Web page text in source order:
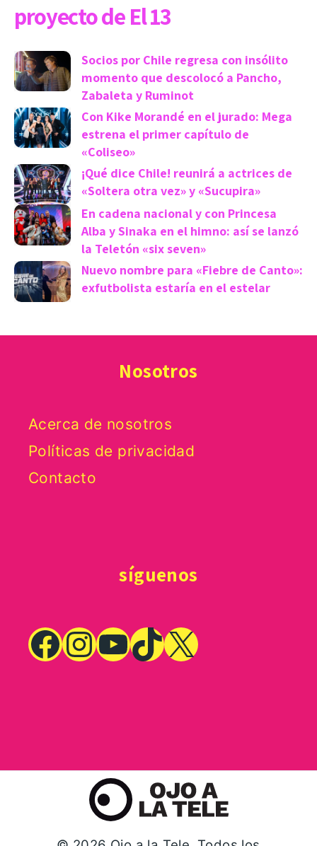
proyecto de El 13
Socios por Chile regresa con insólito
momento que descolocó a Pancho,
Zabaleta y Ruminot
Con Kike Morandé en el jurado: Mega
estrena el primer capítulo de
«Coliseo»
¡Qué dice Chile! reunirá a actrices de
«Soltera otra vez» y «Sucupira»
En cadena nacional y con Princesa
Alba y Sinaka en el himno: así se lanzó
la Teletón «six seven»
Nuevo nombre para «Fiebre de Canto»:
exfutbolista estaría en el estelar
Nosotros
Acerca de nosotros
Políticas de privacidad
Contacto
síguenos